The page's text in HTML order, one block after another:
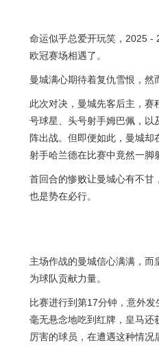
命运似乎总爱开玩笑，2025 -
欧冠赛场相遇了。
曼城满心期待着复仇雪恨，然
此次对决，曼城先客后主，
号球星、头号射手姆巴佩 ，
阵出战。但即便如此，曼城
射手哈兰德在比赛中竟然一脚
首回合的惨败让曼城心有不甘
也是势在必行。
主场作战的曼城信心满满，
为球队贡献力量。
比赛进行到第17分钟，意外
毫无悬念地吃到红牌，皇马还
厉害的球员，在遭遇这种情